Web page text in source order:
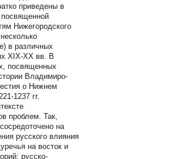
приведены в
Нижегородского
в различных
XIX-XX вв. В
посвященных
Владимиро-
о Нижнем
1237 гг.
проблем. Так,
на
русского влияния
на восток и
русско-